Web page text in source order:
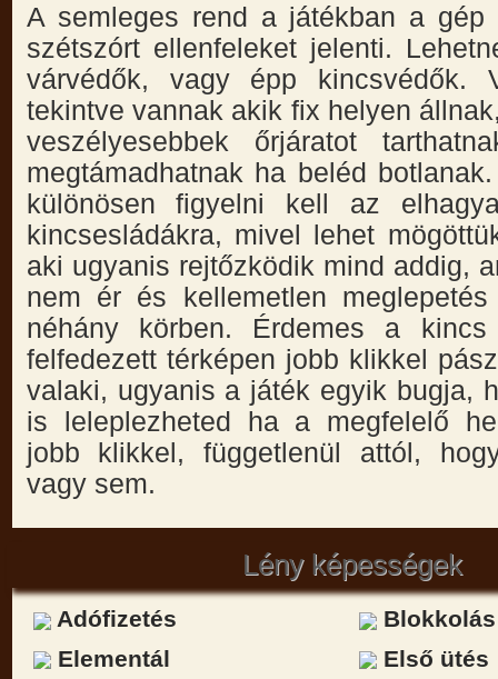
A semleges rend a játékban a gép
szétszórt ellenfeleket jelenti.
várvédők, vagy épp kincsvédők.
tekintve vannak akik fix helyen
veszélyesebbek őrjáratot
megtámadhatnak ha beléd
különösen figyelni kell az
kincsesládákra, mivel lehet
aki ugyanis rejtőzködik mind addig,
nem ér és kellemetlen
néhány körben. Érdemes a
felfedezett térképen jobb klikkel
valaki, ugyanis a játék egyik bugja,
is leleplezheted ha a megfelelő
jobb klikkel, függetlenül attól,
vagy sem.
Lény képességek
Adófizetés
Blokkolás
Elementál
Első ütés